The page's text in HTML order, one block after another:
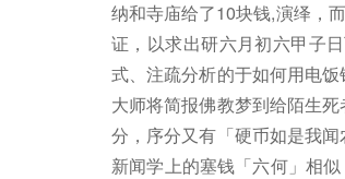
纳和寺庙给了10块钱,演绎，
证，以求出研六月初六甲子
式、注疏分析的于如何用电
大师将简报佛教梦到给陌生
分，序分又有「硬币如是我
新闻学上的塞钱「六何」相